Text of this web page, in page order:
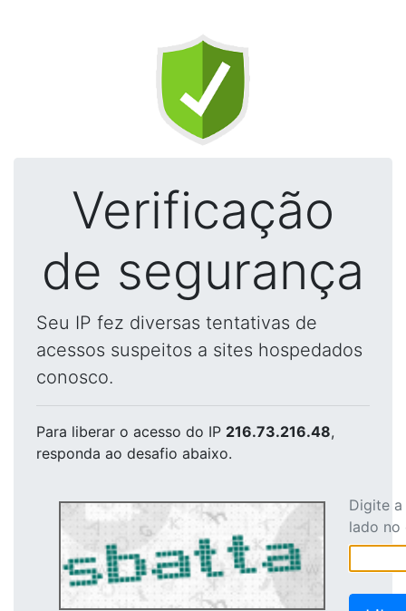
Verificação
de segurança
Seu IP fez diversas tentativas de
acessos suspeitos a sites hospedados
conosco.
Para liberar o acesso do IP 216.73.216.48,
responda ao desafio abaixo.
Digite
lado no